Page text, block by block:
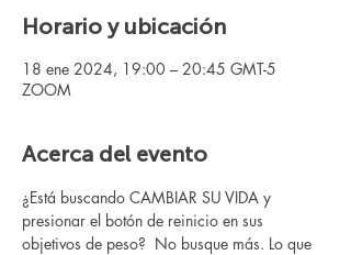
Horario y ubicación
18 ene 2024, 19:00 – 20:45 GMT-5
ZOOM
Acerca del evento
¿Está buscando CAMBIAR SU VIDA y
presionar el botón de reinicio en sus
objetivos de peso?  No busque más. Lo que